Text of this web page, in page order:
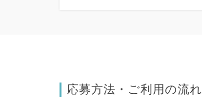
応募方法・ご利用の流れ